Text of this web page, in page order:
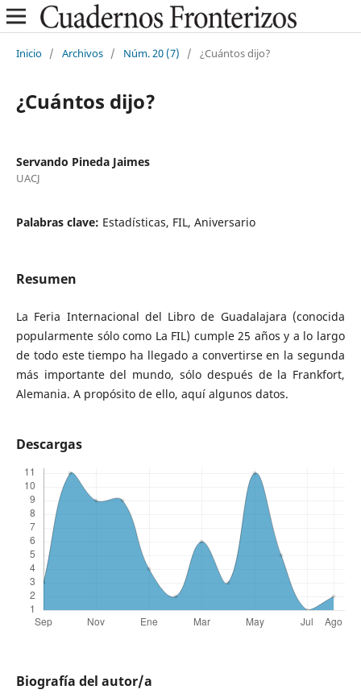
Inicio / Archivos / Núm. 20 (7) / ¿Cuántos dijo?
¿Cuántos dijo?
Servando Pineda Jaimes
UACJ
Palabras clave: Estadísticas, FIL, Aniversario
Resumen
La Feria Internacional del Libro de Guadalajara (conocida
popularmente sólo como La FIL) cumple 25 años y a lo largo
de todo este tiempo ha llegado a convertirse en la segunda
más importante del mundo, sólo después de la Frankfort,
Alemania. A propósito de ello, aquí algunos datos.
Descargas
Biografía del autor/a